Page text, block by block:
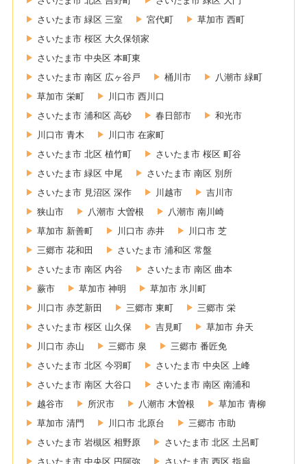
さいたま市 緑区 三室
宮代町
草加市 西町
さいたま市 桜区 大久保領家
さいたま市 中央区 本町東
さいたま市 南区 広ヶ谷戸
桶川市
八潮市 緑町
草加市 栄町
川口市 西川口
さいたま市 浦和区 高砂
春日部市
和光市
川口市 青木
川口市 在家町
さいたま市 北区 植竹町
さいたま市 桜区 町谷
さいたま市 緑区 中尾
さいたま市 南区 別所
さいたま市 見沼区 深作
川越市
吉川市
狭山市
八潮市 大曽根
八潮市 南川崎
草加市 新善町
川口市 赤井
川口市 芝
三郷市 花和田
さいたま市 浦和区 常盤
さいたま市 南区 内谷
さいたま市 南区 曲本
蕨市
草加市 神明
草加市 氷川町
川口市 赤芝新田
三郷市 東町
三郷市 栄
さいたま市 桜区 山久保
吉見町
草加市 弁天
川口市 赤山
三郷市 泉
三郷市 番匠免
さいたま市 北区 今羽町
さいたま市 中央区 上峰
さいたま市 南区 大谷口
さいたま市 南区 南浦和
越谷市
所沢市 八潮市 木曽根
草加市 青柳
草加市 清門
川口市 北原台
三郷市 市助
さいたま市 岩槻区 相野原
さいたま市 北区 土呂町
さいたま市 中央区 円阿弥
さいたま市 西区 指扇